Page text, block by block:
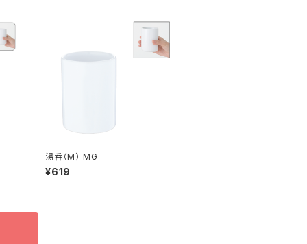
湯呑（M） MG
¥619